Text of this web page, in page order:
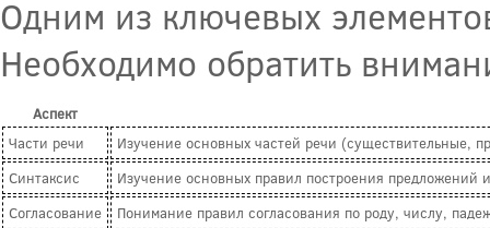
Одним из ключевых
Необходимо обратить
Аспект
Части речи
Изучение основных частей речи (существительные,
Синтаксис
Изучение основных правил построения
Согласование
Понимание правил согласования по роду, числу,